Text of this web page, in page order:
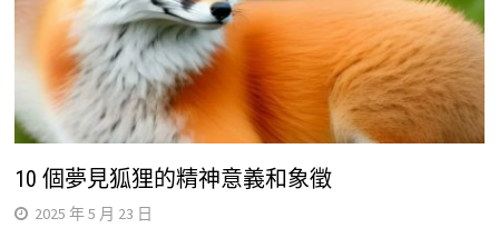
10 個夢見狐狸的精神意義和象徵
2025 年 5 月 23 日